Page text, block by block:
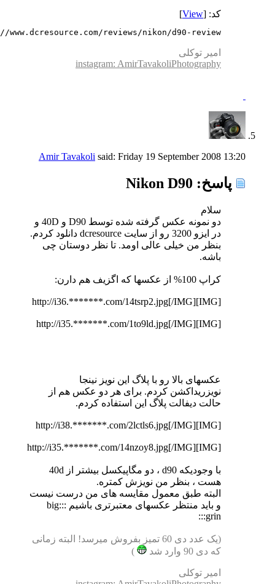
کد: [View
]
reviews/nikon/d90-review/
امیر توکلی
instagram: AmirTavakoliPhotography
Amir Tavakoli said: Friday 19 September 2008 13:20
پاسخ: Nikon D90
سلام
دو نمونه عکس گرفته شده توسط D90 و 40D و
در ایزو 3200 رو از سایت dcresource دانلود کردم.
بنظر من خیلی عالی اومد. تا نظر دوستان چی
باشه.
کراپ 100% از عکسها که اگزیف هم دارن:
[IMG]http://i36.*******.com/14tsrp2.jpg[/IMG]
[IMG]http://i35.*******.com/1to9ld.jpg[/IMG]
عکسهای بالا رو با پلاگ این نویز نینجا
نویزریداکشن کردم. برای هر دو عکس هم از
حالت دیفالت پلاگ این استفاده کردم.
[IMG]http://i38.*******.com/2lctls6.jpg[/IMG]
[IMG]http://i35.*******.com/14nzoy8.jpg[/IMG]
با وجودیکه d90 ، دو مگاپیکسل بیشتر از 40d
هست ، بنظر من نویزش کمتره.
البته طبق معمول مقایسه های من درست نیست
و باید منتظر عکسهای معتبرتری باشیم :::big
grin:::
(یک عدد دی 60 تمیز بفروش میرسد! البته زمانی
که دی 90 وارد شد
)
امیر توکلی